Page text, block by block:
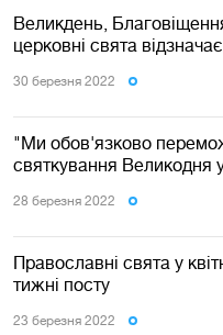
Великдень,
церковні свята
30 березня 2022
"Ми обов'язково
святкування Великодня
28 березня 2022
Православні свята у
тижні посту
23 березня 2022